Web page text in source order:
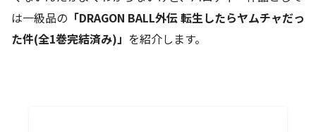
は一級品の 「DRAGON BALL外伝 転生したらヤムチャだっ
た件(全1巻完結済み)」 を紹介します。